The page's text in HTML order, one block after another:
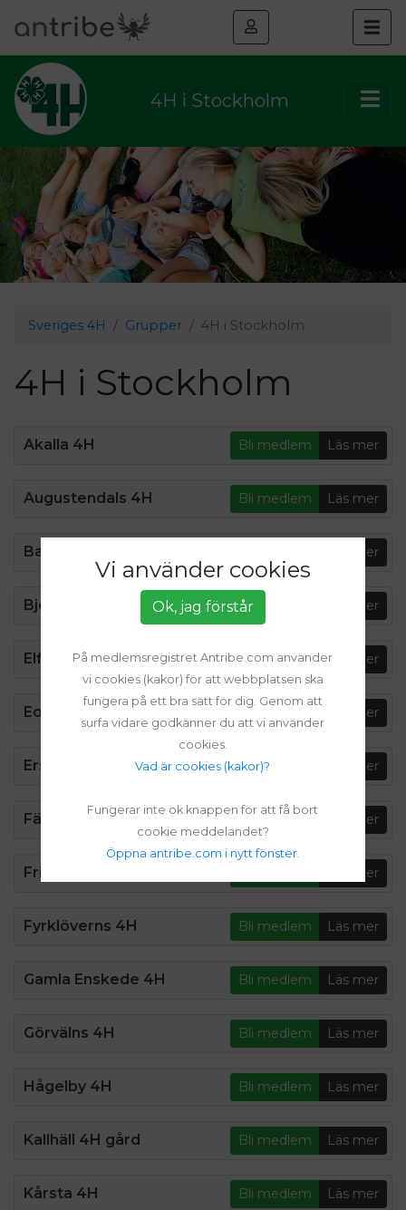
4H i Stockholm
Sveriges 4H Grupper 4H i Stockholm
4H i Stockholm
Akalla 4H Bli medlem Läs mer
Augustendals 4H Bli medlem Läs mer
Bagarmossens 4H Läs mer
Björklunds Hage 4H Bli medlem Läs mer
Elfviks 4H Bli medlem Läs mer
Eolshälls 4H Bli medlem Läs mer
Ersboda 4H Bli medlem Läs mer
Färsna 4H Bli medlem Läs mer
Fritidsklubben 4H Läs mer
Fyrklöverns 4H Bli medlem Läs mer
Gamla Enskede 4H Bli medlem Läs mer
Görvälns 4H Bli medlem Läs mer
Hågelby 4H Bli medlem Läs mer
Kallhäll 4H gård Bli medlem Läs mer
Kårsta 4H Bli medlem Läs mer
Vi använder cookies
Ok, jag förstår
På medlemsregistret Antribe.com använder
vi cookies (kakor) för att webbplatsen ska
fungera på ett bra sätt för dig. Genom att
surfa vidare godkänner du att vi använder
cookies.
Vad är cookies (kakor)?
Fungerar inte ok knappen för att få bort
cookie meddelandet?
Öppna antribe.com i nytt fönster.